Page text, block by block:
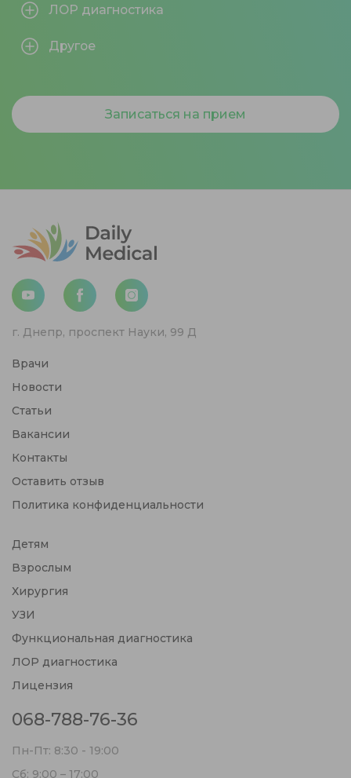
ЛОР диагностика
Другое
Записаться на прием
г. Днепр, проспект Науки, 99 Д
Врачи
Новости
Статьи
Вакансии
Контакты
Оставить отзыв
Политика конфиденциальности
Детям
Взрослым
Хирургия
УЗИ
Функциональная диагностика
ЛОР диагностика
Лицензия
068-788-76-36
Пн-Пт: 8:30 - 19:00
Сб: 9:00 – 17:00